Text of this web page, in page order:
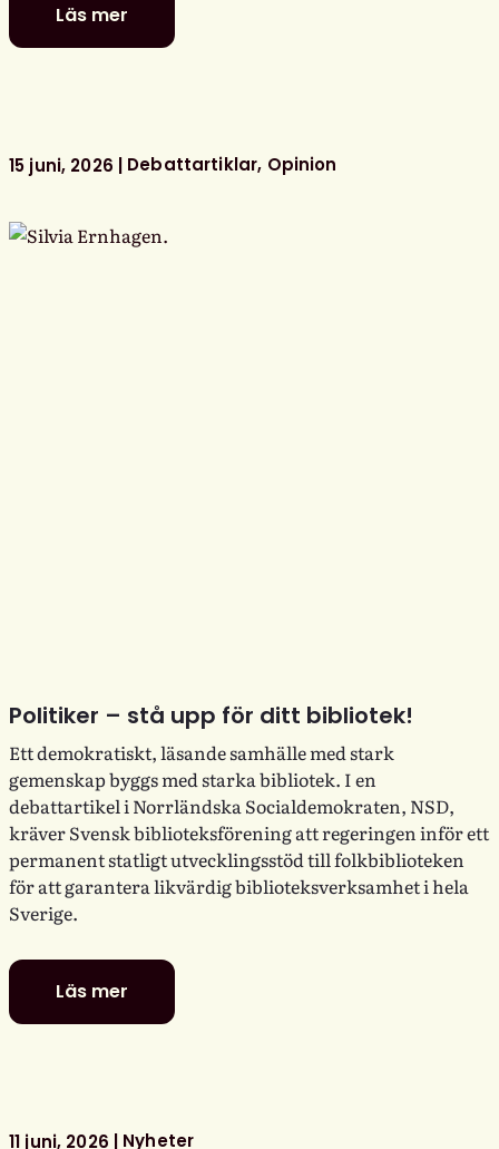
Läs mer
Fler
utbildade
bemannade
15 juni, 2026 Debattartiklar Opinion
Politiker – stå upp för ditt bibliotek!
Ett demokratiskt, läsande samhälle med stark
gemenskap byggs med starka bibliotek. I en
debattartikel i Norrländska Socialdemokraten, NSD,
kräver Svensk biblioteksförening att regeringen inför ett
permanent statligt utvecklingsstöd till folkbiblioteken
för att garantera likvärdig biblioteksverksamhet i hela
Sverige.
Läs mer
Politiker
–
ditt
11 juni, 2026 Nyheter